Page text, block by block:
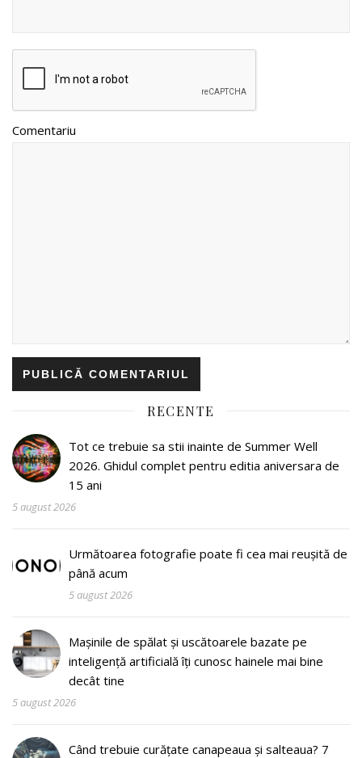
Comentariu
RECENTE
Tot ce trebuie sa stii inainte de Summer Well
2026. Ghidul complet pentru editia aniversara de
15 ani
5 august 2026
Următoarea fotografie poate fi cea mai reușită de
până acum
5 august 2026
Mașinile de spălat și uscătoarele bazate pe
inteligență artificială îți cunosc hainele mai bine
decât tine
5 august 2026
Când trebuie curățate canapeaua și salteaua? 7